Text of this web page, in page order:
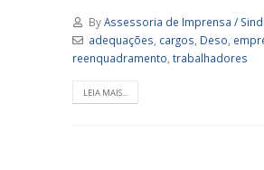
ByAssessoria de Imprensa /
adequações, cargos, Deso,
reenquadramento, trabalhadores
LEIA MAIS...